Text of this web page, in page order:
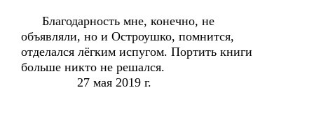
Благодарность мне, конечно, не
объявляли, но и Остроушко, помнится,
отделался лёгким испугом. Портить книги
больше никто не решался.
27 мая 2019 г.